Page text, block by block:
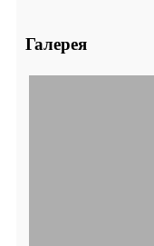
Галерея